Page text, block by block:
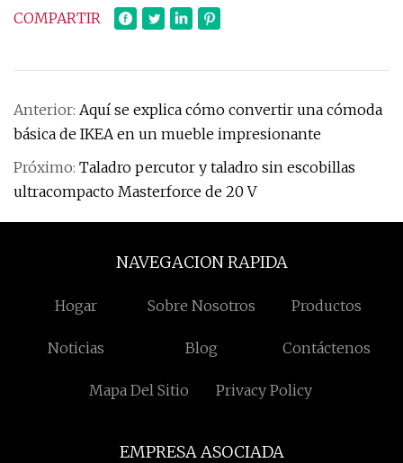
COMPARTIR
Anterior: Aquí se explica cómo convertir una cómoda
básica de IKEA en un mueble impresionante
Próximo: Taladro percutor y taladro sin escobillas
ultracompacto Masterforce de 20 V
NAVEGACION RAPIDA
Hogar Sobre Nosotros Productos
Noticias Blog Contáctenos
Mapa Del Sitio Privacy Policy
EMPRESA ASOCIADA